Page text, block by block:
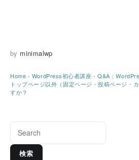
by minimalwp
Home › WordPress初心者講座 ›Q&A：
トップページ以外（固定ページ・投稿ページ・
すか？
検索